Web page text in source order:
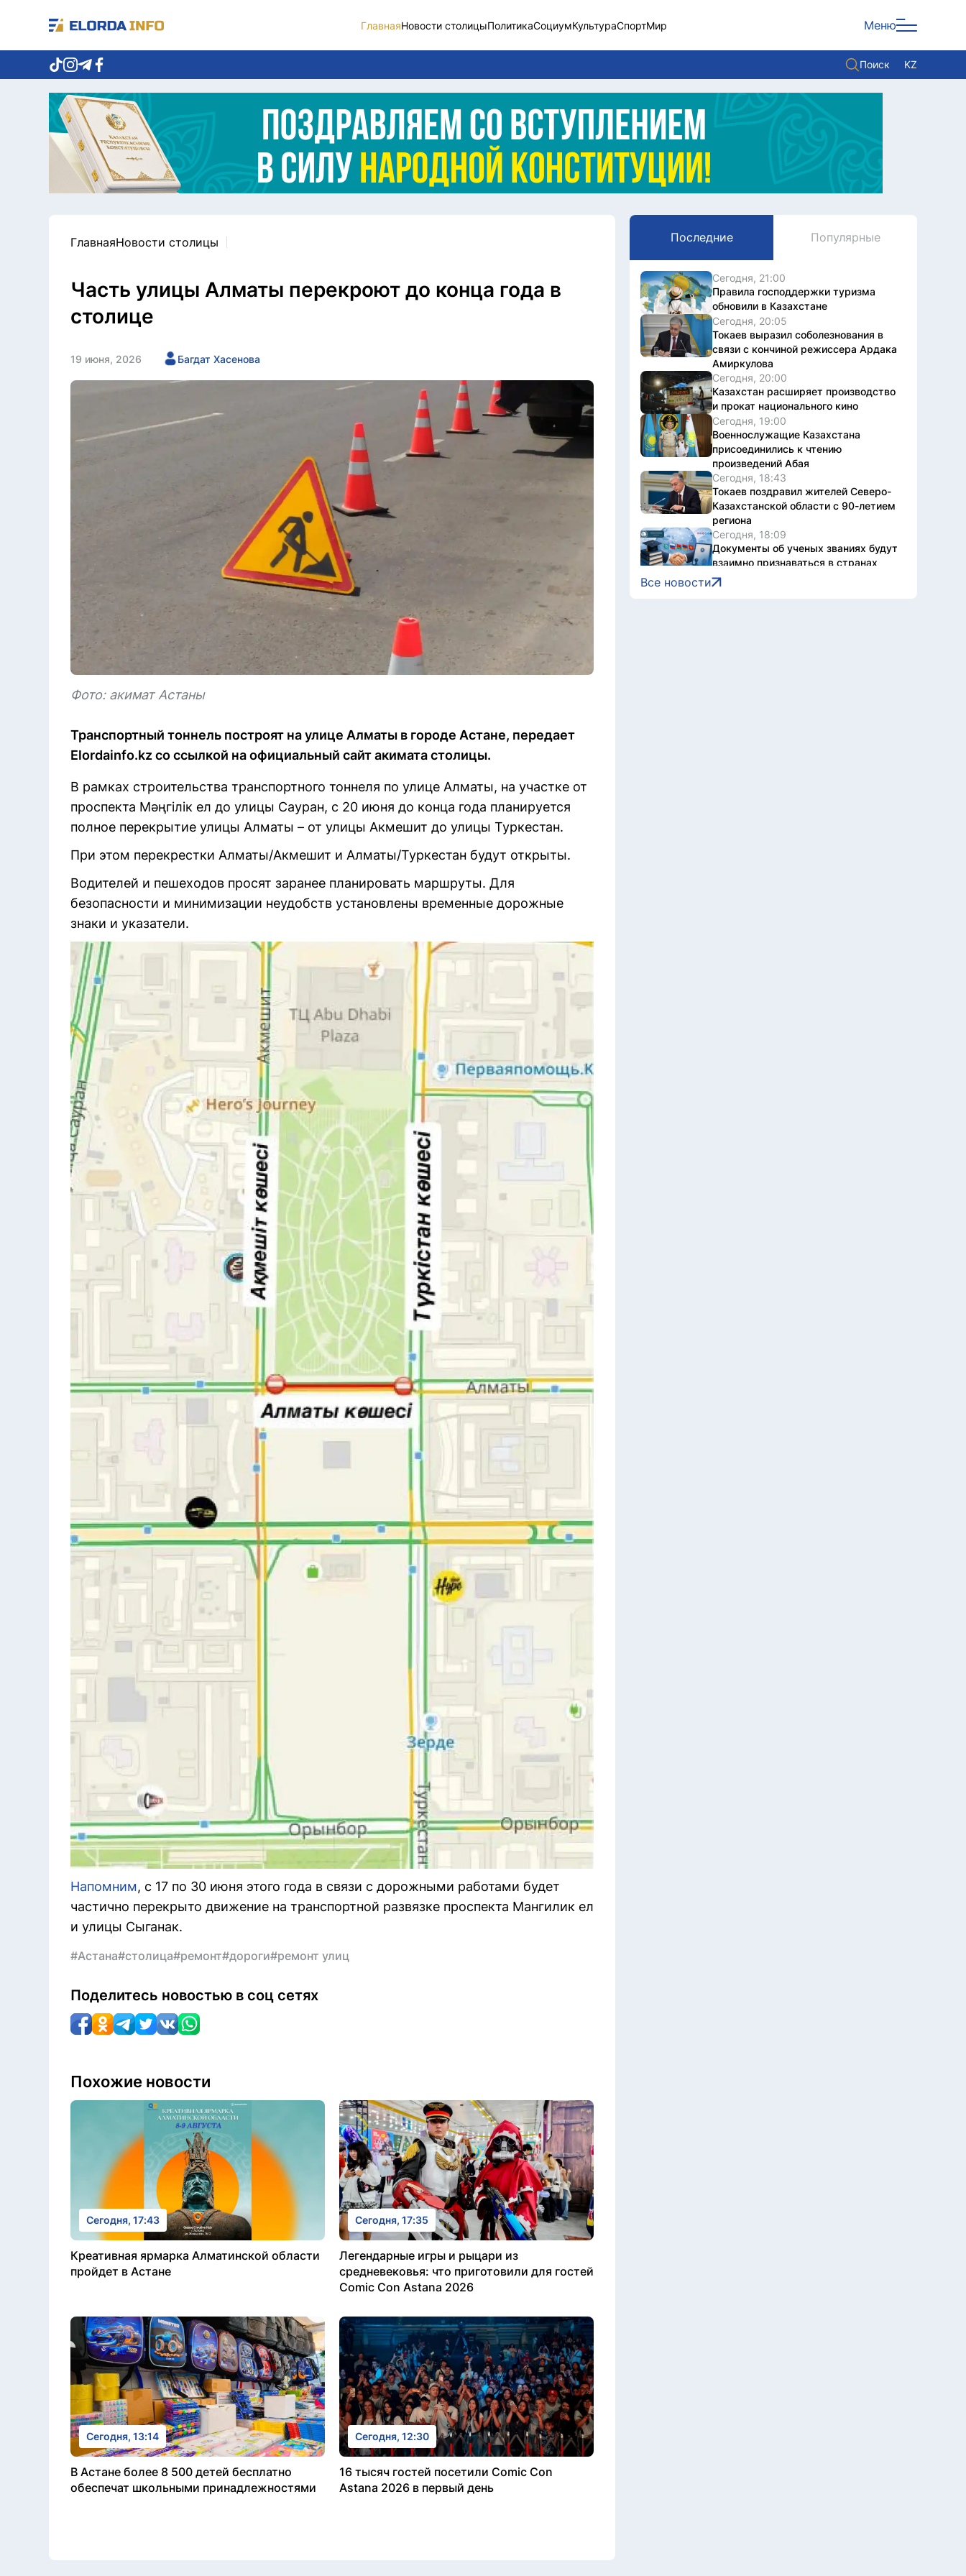
ГлавнаяНовости столицыПолитикаСоциумКультураСпортМир Меню
Поиск KZ
Новости столицы
Политика
Социум
Экономика
Спорт
Культура
Служба Комплаенс
Этический кодекс
Служу стране
ГлавнаяНовости столицы
Часть улицы Алматы перекроют до конца года в
столице
19 июня, 2026 Багдат Хасенова
Фото: акимат Астаны
Транспортный тоннель построят на улице Алматы в городе Астане, передает
Elordainfo.kz со ссылкой на официальный сайт акимата столицы.
В рамках строительства транспортного тоннеля по улице Алматы, на участке от
проспекта Мәңгілік ел до улицы Сауран, с 20 июня до конца года планируется
полное перекрытие улицы Алматы – от улицы Акмешит до улицы Туркестан.
При этом перекрестки Алматы/Акмешит и Алматы/Туркестан будут открыты.
Водителей и пешеходов просят заранее планировать маршруты. Для
безопасности и минимизации неудобств установлены временные дорожные
знаки и указатели.
Напомним, с 17 по 30 июня этого года в связи с дорожными работами будет
частично перекрыто движение на транспортной развязке проспекта Мангилик ел
и улицы Сыганак.
#Астана#столица#ремонт#дороги#ремонт улиц
Поделитесь новостью в соц сетях
Похожие новости
Сегодня, 17:43
Креативная ярмарка Алматинской области
пройдет в Астане
Сегодня, 17:35
Легендарные игры и рыцари из
средневековья: что приготовили для гостей
Comic Con Astana 2026
Сегодня, 13:14
В Астане более 8 500 детей бесплатно
обеспечат школьными принадлежностями
Сегодня, 12:30
16 тысяч гостей посетили Comic Con
Astana 2026 в первый день
Последние Популярные
Сегодня, 21:00
Правила господдержки туризма
обновили в Казахстане
Сегодня, 20:05
Токаев выразил соболезнования в
связи с кончиной режиссера Ардака
Амиркулова
Сегодня, 20:00
Казахстан расширяет производство
и прокат национального кино
Сегодня, 19:00
Военнослужащие Казахстана
присоединились к чтению
произведений Абая
Сегодня, 18:43
Токаев поздравил жителей Северо-
Казахстанской области с 90-летием
региона
Сегодня, 18:09
Документы об ученых званиях будут
взаимно признаваться в странах
ЕАЭС
Сегодня, 18:08
Все новости